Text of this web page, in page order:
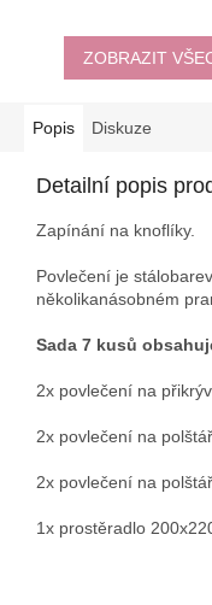
ZOBRAZIT
Popis Diskuze
Detailní popis
Zapínání na knoflíky.
Povlečení je
několikanásobném
Sada 7 kusů
2x povlečení na
2x povlečení na
2x povlečení na
1x prostěradlo